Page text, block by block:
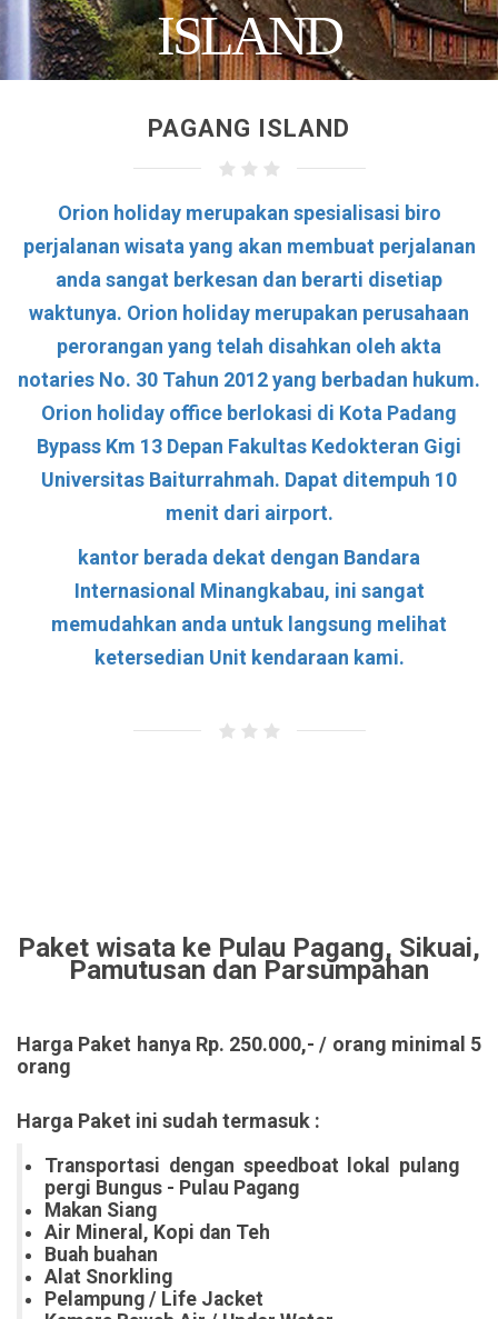
ISLAND
PAGANG ISLAND
Orion holidaymerupakan spesialisasi biro
perjalanan wisata yang akan membuat perjalanan
anda sangat berkesan dan berarti disetiap
waktunya. Orion holiday merupakan perusahaan
perorangan yang telah disahkan oleh akta
notaries No. 30 Tahun 2012 yang berbadan hukum.
Orion holiday office berlokasi di Kota Padang
Bypass Km 13 Depan Fakultas Kedokteran Gigi
Universitas Baiturrahmah. Dapat ditempuh 10
menit dari airport.
kantor berada dekat dengan Bandara
Internasional Minangkabau, ini sangat
memudahkan anda untuk langsung melihat
ketersedian Unit kendaraan kami.
Paket wisata ke Pulau Pagang, Sikuai,
Pamutusan dan Parsumpahan
Harga Paket hanya Rp. 250.000,- / orang minimal 5
orang
Harga Paket ini sudah termasuk :
Transportasi dengan speedboat lokal pulang
pergi Bungus - Pulau Pagang
Makan Siang
Air Mineral, Kopi dan Teh
Buah buahan
Alat Snorkling
Pelampung / Life Jacket